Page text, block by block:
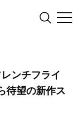
ンチフライ
待望の新作ス